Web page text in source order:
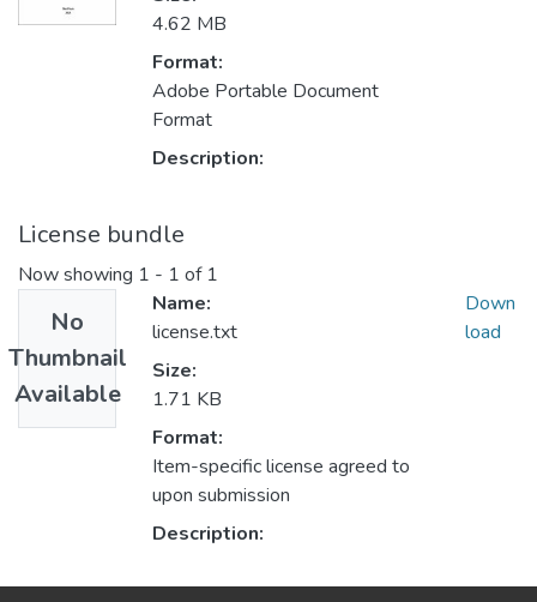
4.62 MB
Format:
Adobe Portable Document
Format
Description:
License bundle
Now showing 1 - 1 of 1
No
Thumbnail
Available
Name:
license.txt
Size:
1.71 KB
Format:
Item-specific license agreed to
upon submission
Description:
Down
load